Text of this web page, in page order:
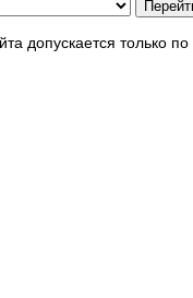
допускается только